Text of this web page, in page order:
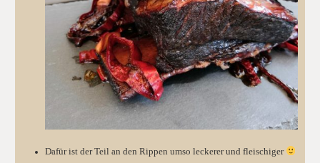
Dafür ist der Teil an den Rippen umso leckerer und fleischiger